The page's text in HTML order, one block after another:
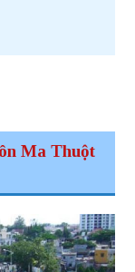
Ma Thuột